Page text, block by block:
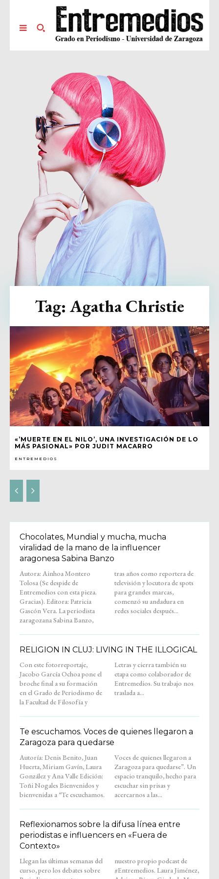
«’MUERTE EN EL NILO’, UNA INVESTIGACIÓN DE LO
MÁS PASIONAL» POR JUDIT MACARRO
ENTREMEDIOS
Tag: Agatha Christie
Chocolates, Mundial y mucha, mucha
viralidad de la mano de la influencer
aragonesa Sabina Banzo
Autora: Ainhoa Montero
Tolosa (Se despide de
Entremedios con esta pieza.
Gracias). Editora: Patricia
Gascón Vera. La periodista
zaragozana Sabina Banzo,
tras años como reportera de
televisión y locutora de spots
para grandes marcas,
comenzó su andadura en
redes sociales después...
RELIGION IN CLUJ: LIVING IN THE ILLOGICAL
Con este fotorreportaje,
Jacobo García Ochoa pone el
broche final a su formación
en el Grado de Periodismo de
la Facultad de Filosofía y
Letras y cierra también su
etapa como colaborador de
Entremedios. Su trabajo nos
traslada a...
Te escuchamos. Voces de quienes llegaron a
Zaragoza para quedarse
Autoría: Denis Benito, Juan
Huerta, Miriam Gavín, Laura
González y Ana Valle Edición:
Toñi Nogales Bienvenidos y
bienvenidas a “Te escuchamos.
Voces de quienes llegaron a
Zaragoza para quedarse”. Un
espacio tranquilo, hecho para
escuchar sin prisas y
acercarnos a las...
Reflexionamos sobre la difusa línea entre
periodistas e influencers en «Fuera de
Contexto»
Llegan las últimas semanas del
curso, pero los debates sobre
nuestro propio podcast de
#Entremedios. Laura Jiménez,